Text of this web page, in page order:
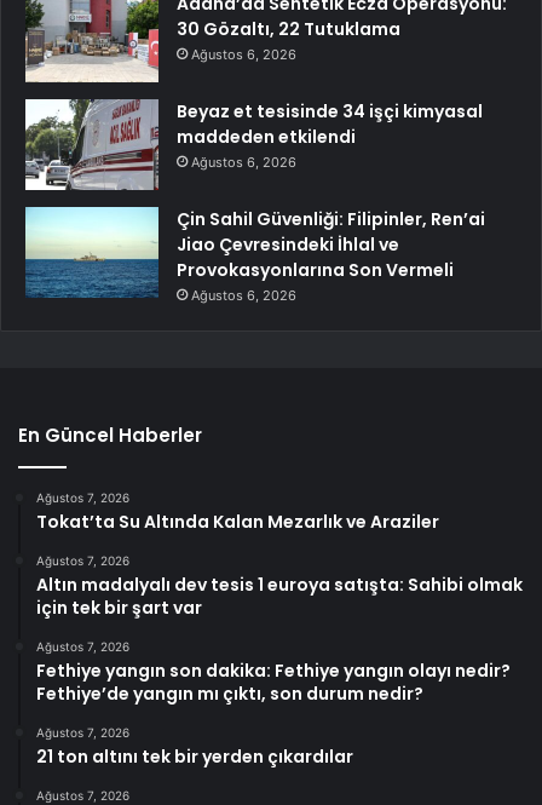
30 Gözaltı, 22 Tutuklama
Ağustos 6, 2026
Beyaz et tesisinde 34 işçi kimyasal
maddeden etkilendi
Ağustos 6, 2026
Çin Sahil Güvenliği: Filipinler, Ren’ai
Jiao Çevresindeki İhlal ve
Provokasyonlarına Son Vermeli
Ağustos 6, 2026
En Güncel Haberler
Ağustos 7, 2026
Tokat’ta Su Altında Kalan Mezarlık ve Araziler
Ağustos 7, 2026
Altın madalyalı dev tesis 1 euroya satışta: Sahibi olmak
için tek bir şart var
Ağustos 7, 2026
Fethiye yangın son dakika: Fethiye yangın olayı nedir?
Fethiye’de yangın mı çıktı, son durum nedir?
Ağustos 7, 2026
21 ton altını tek bir yerden çıkardılar
Ağustos 7, 2026